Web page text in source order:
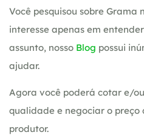
Você pesquisou sobre Grama
interesse apenas em
assunto, nosso Blog possui
ajudar.
Agora você poderá cotar e/
qualidade e negociar o
produtor.